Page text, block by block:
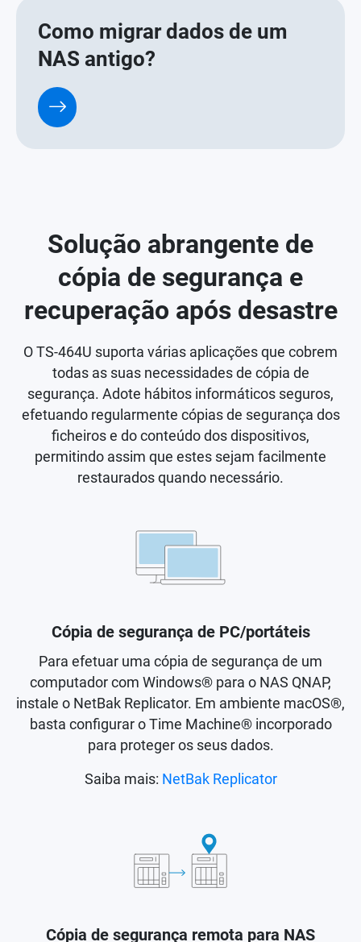
Como migrar dados de um
NAS antigo?
Solução abrangente de
cópia de segurança e
recuperação após desastre
O TS-464U suporta várias aplicações que cobrem
todas as suas necessidades de cópia de
segurança. Adote hábitos informáticos seguros,
efetuando regularmente cópias de segurança dos
ficheiros e do conteúdo dos dispositivos,
permitindo assim que estes sejam facilmente
Cópia de segurança de PC/portáteis
Para efetuar uma cópia de segurança de um
computador com Windows® para o NAS QNAP,
instale o NetBak Replicator. Em ambiente macOS®,
basta configurar o Time Machine® incorporado
para proteger os seus dados.